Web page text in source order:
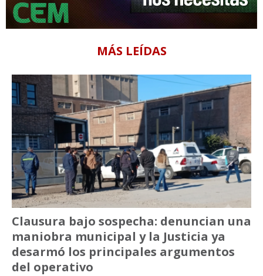
MÁS LEÍDAS
Clausura bajo sospecha: denuncian una
maniobra municipal y la Justicia ya
desarmó los principales argumentos
del operativo